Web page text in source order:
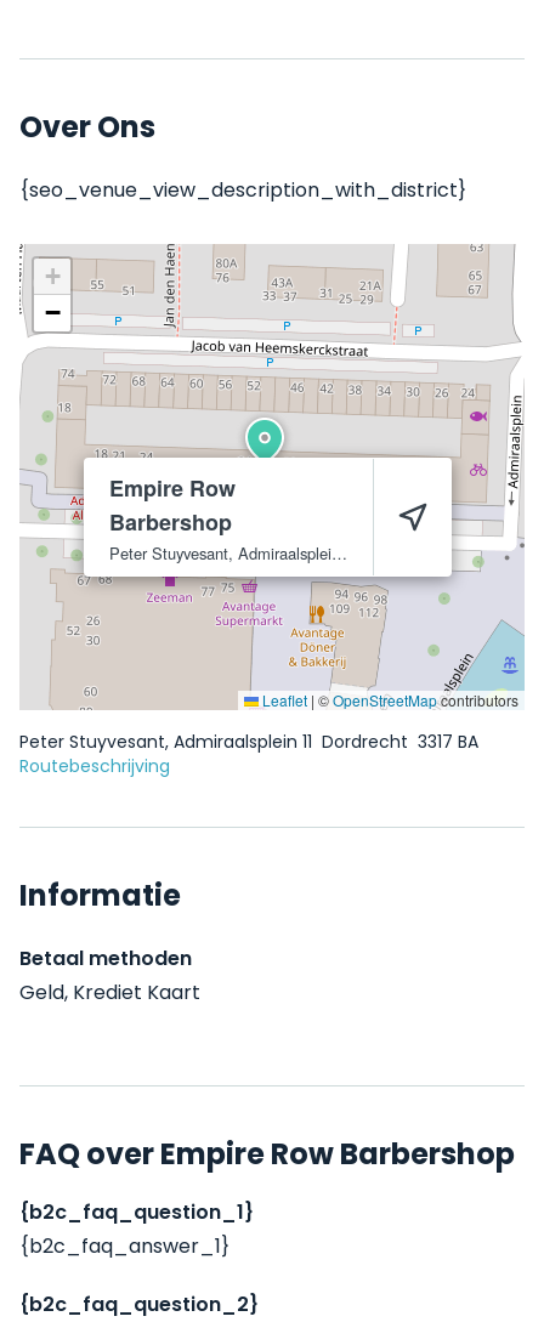
Over Ons
{seo_venue_view_description_with_district}
Empire Row
Barbershop
Peter Stuyvesant, Admiraalsplein 11 3317 BA
+
−
Leaflet | ©OpenStreetMapcontributors
Peter Stuyvesant, Admiraalsplein 11 Dordrecht 3317 BA
Routebeschrijving
Informatie
Betaal methoden
Geld, Krediet Kaart
FAQ over Empire Row Barbershop
{b2c_faq_question_1}
{b2c_faq_answer_1}
{b2c_faq_question_2}